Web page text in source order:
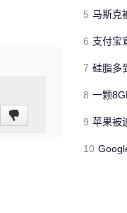
5 马斯克
6 支付宝
7 硅脂多
8 一颗
9 苹果被
10 Google